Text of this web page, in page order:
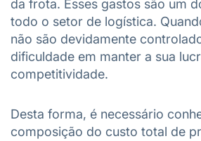
da frota. Esses gastos são um
todo o setor de logística.
não são devidamente
dificuldade em manter a sua
competitividade.
Desta forma, é necessário
composição do custo total de